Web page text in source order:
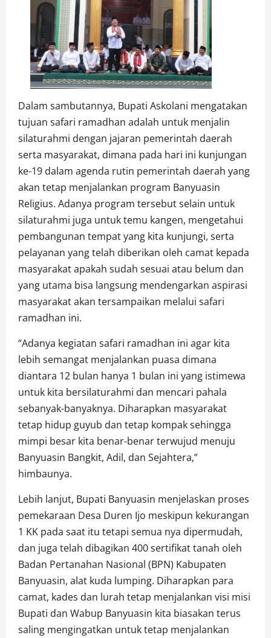
Dalam sambutannya, Bupati Askolani mengatakan
tujuan safari ramadhan adalah untuk menjalin
silaturahmi dengan jajaran pemerintah daerah
serta masyarakat, dimana pada hari ini kunjungan
ke-19 dalam agenda rutin pemerintah daerah yang
akan tetap menjalankan program Banyuasin
Religius. Adanya program tersebut selain untuk
silaturahmi juga untuk temu kangen, mengetahui
pembangunan tempat yang kita kunjungi, serta
pelayanan yang telah diberikan oleh camat kepada
masyarakat apakah sudah sesuai atau belum dan
yang utama bisa langsung mendengarkan aspirasi
masyarakat akan tersampaikan melalui safari
ramadhan ini.
“Adanya kegiatan safari ramadhan ini agar kita
lebih semangat menjalankan puasa dimana
diantara 12 bulan hanya 1 bulan ini yang istimewa
untuk kita bersilaturahmi dan mencari pahala
sebanyak-banyaknya. Diharapkan masyarakat
tetap hidup guyub dan tetap kompak sehingga
mimpi besar kita benar-benar terwujud menuju
Banyuasin Bangkit, Adil, dan Sejahtera,”
himbaunya.
Lebih lanjut, Bupati Banyuasin menjelaskan proses
pemekaraan Desa Duren Ijo meskipun kekurangan
1 KK pada saat itu tetapi semua nya dipermudah,
dan juga telah dibagikan 400 sertifikat tanah oleh
Badan Pertanahan Nasional (BPN) Kabupaten
Banyuasin, alat kuda lumping. Diharapkan para
camat, kades dan lurah tetap menjalankan visi misi
Bupati dan Wabup Banyuasin kita biasakan terus
saling mengingatkan untuk tetap menjalankan